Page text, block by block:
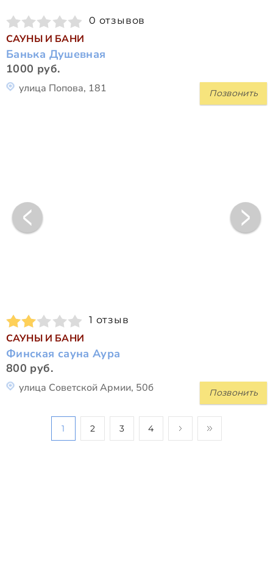
0 отзывов
САУНЫ И БАНИ
Банька Душевная
1000 руб.
Позвонить
улица Попова, 181
1 отзыв
САУНЫ И БАНИ
Финская сауна Аура
800 руб.
Позвонить
улица Советской Армии, 50б
1 2 3 4